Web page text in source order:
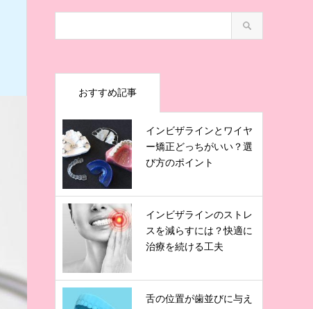
おすすめ記事
インビザラインとワイヤ
ー矯正どっちがいい？選
び方のポイント
インビザラインのストレ
スを減らすには？快適に
治療を続ける工夫
舌の位置が歯並びに与え